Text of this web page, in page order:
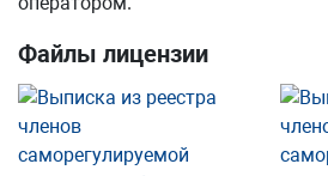
Файлы лицензии